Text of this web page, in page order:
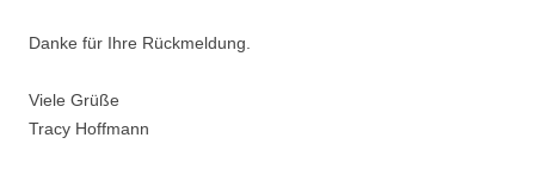
Danke für Ihre Rückmeldung.
Viele Grüße
Tracy Hoffmann